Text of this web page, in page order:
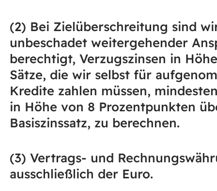
(2) Bei Zielüberschreitung sind
unbeschadet weitergehender
berechtigt, Verzugszinsen in
Sätze, die wir selbst für
Kredite zahlen müssen,
in Höhe von 8 Prozentpunkten
Basiszinssatz, zu berechnen.
(3) Vertrags- und
ausschließlich der Euro.